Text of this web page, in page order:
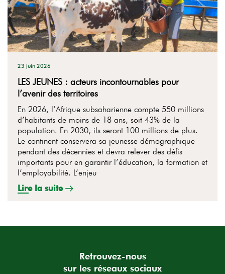
LES JEUNES : acteurs incontournables pour
l’avenir des territoires
23 juin 2026
En 2026, l’Afrique subsaharienne compte 550 millions
d’habitants de moins de 18 ans, soit 43% de la
population. En 2030, ils seront 100 millions de plus.
Le continent conservera sa jeunesse démographique
pendant des décennies et devra relever des défis
importants pour en garantir l’éducation, la formation et
l’employabilité. L’enjeu
Lire la suite
Retrouvez-nous
sur les réseaux sociaux